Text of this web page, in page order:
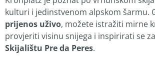
kulturi i jedinstvenom alpskom šarmu.
prijenos uživo, možete istražiti mirne
provjeriti visinu snijega i inspirirati se
Skijalištu Pre da Peres.